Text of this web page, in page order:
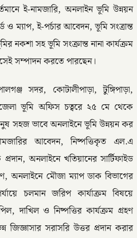
ই-নামজারি, অনলাইন ভূমি উন্নয়ন
ও ম্যাপ, ই-পর্চার আবেদন, ভূমি সংত্রান্ত
নকশা সহ ভূমি সংক্রান্ত নানা কার্যক্রম
সম্পাদন করতে পারছেন।
সদর, কোটালীপাড়া, টুঙ্গিপাড়া,
ভূমি অফিস চত্বরে ২৫ মে থেকে
সহজ ভাবে অনলাইনে ভূমি উন্নয়ন কর
আবেদন, নিষ্পত্তিকৃত এল.এ
অনলাইনে খতিয়ানের সার্টিফাইড
অনলাইনে মৌজা ম্যাপ ডাক বিভাগের
চলমান জরিপ কার্যাক্রম বিষয়ে
দাখিল ও নিষ্পত্তির কার্যক্রম গ্রহণ
জিজ্ঞাসার সরাসরি উত্তর প্রদান করার